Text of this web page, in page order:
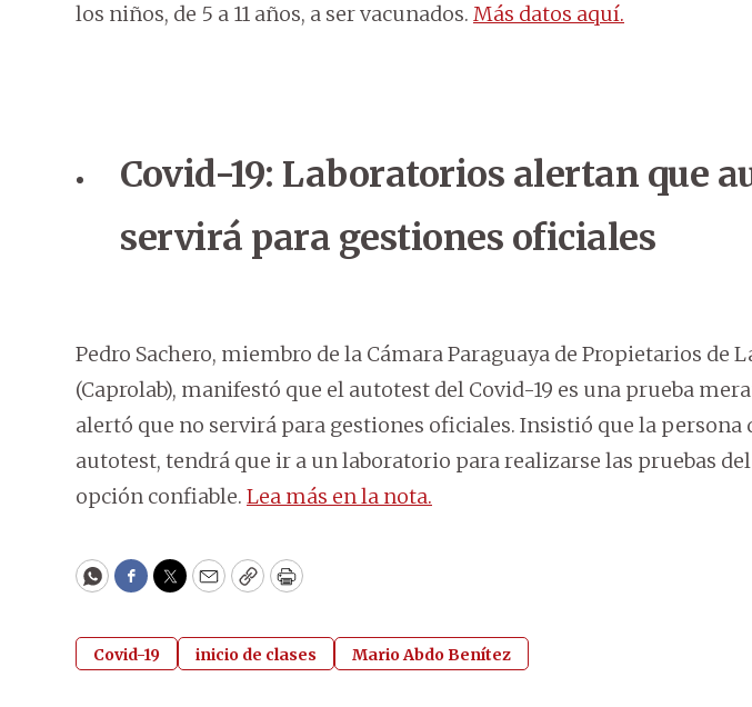
los niños, de 5 a 11 años, a ser vacunados. Más datos aquí.
Covid-19: Laboratorios alertan que
servirá para gestiones oficiales
Pedro Sachero, miembro de la Cámara Paraguaya de Propietarios de
(Caprolab), manifestó que el autotest del Covid-19 es una prueba
alertó que no servirá para gestiones oficiales. Insistió que la persona
autotest, tendrá que ir a un laboratorio para realizarse las pruebas
opción confiable. Lea más en la nota.
WhatsApp
Facebook
Twitter
EmailCopyPrint
Covid-19 inicio de clases Mario Abdo Benítez